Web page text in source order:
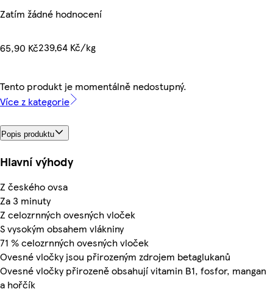
Zatím žádné hodnocení
65,90 Kč239,64 Kč/kg
Tento produkt je momentálně nedostupný.
Více z kategorie
Popis produktu
Hlavní výhody
Z českého ovsa
Za 3 minuty
Z celozrnných ovesných vloček
S vysokým obsahem vlákniny
71 % celozrnných ovesných vloček
Ovesné vločky jsou přirozeným zdrojem betaglukanů
Ovesné vločky přirozeně obsahují vitamin B1, fosfor, mangan
a hořčík